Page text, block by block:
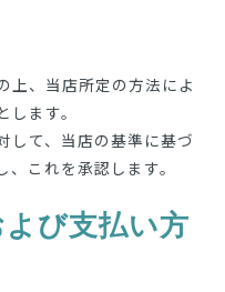
上、当店所定の方法によ
ます。
して、当店の基準に基づ
これを承認します。
び支払い方